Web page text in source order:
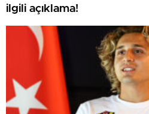
ilgili açıklama!